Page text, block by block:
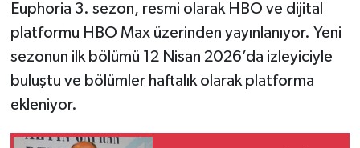
Euphoria 3. sezon, resmi olarak HBO ve dijital
platformu HBO Max üzerinden yayınlanıyor. Yeni
sezonun ilk bölümü 12 Nisan 2026’da izleyiciyle
buluştu ve bölümler haftalık olarak platforma
ekleniyor.